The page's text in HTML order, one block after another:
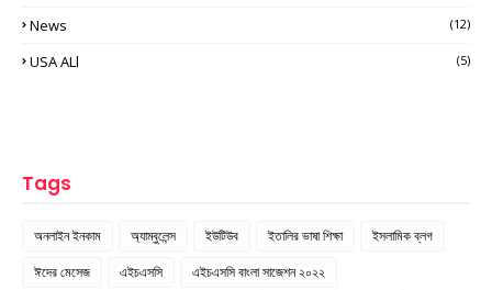
News (12)
USA ALl (5)
Tags
অনলাইন ইনকাম অ্যাম্বুলেন্স ইউটিউব ইতালির ভাষা শিক্ষা
ইসলামিক ব্লগ
ঈদের মেসেজ
এইচএসসি
এইচএসসি বাংলা সাজেশন ২০২২